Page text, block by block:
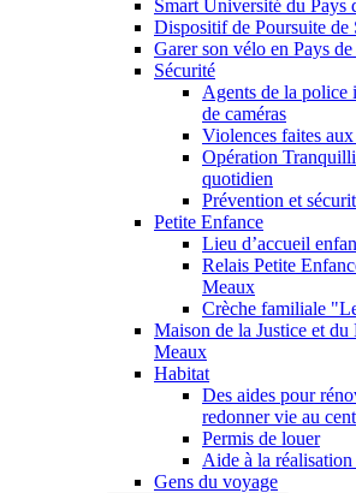
Smart Université du Pays
Dispositif de Poursuite de
Garer son vélo en Pays
Sécurité
Agents de la police
de caméras
Violences faites
Opération
quotidien
Prévention et
Petite Enfance
Lieu d’accueil
Relais Petite
Meaux
Crèche familiale
Maison de la Justice et
Meaux
Habitat
Des aides pour
redonner vie au
Permis de louer
Aide à la
Gens du voyage